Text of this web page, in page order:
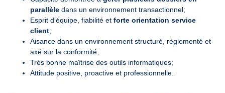
parallèle dans un environnement transactionnel;
Esprit d’équipe, fiabilité et forte orientation service
client;
Aisance dans un environnement structuré, réglementé et
axé sur la conformité;
Très bonne maîtrise des outils informatiques;
Attitude positive, proactive et professionnelle.